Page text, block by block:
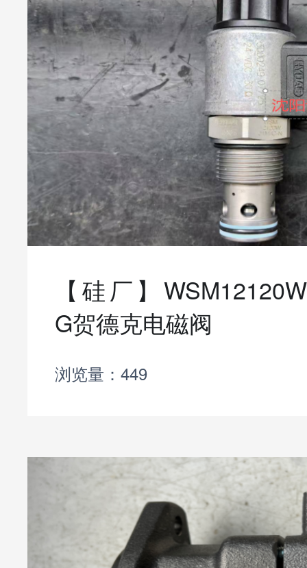
【硅厂】
G贺德克电磁阀
浏览量：449